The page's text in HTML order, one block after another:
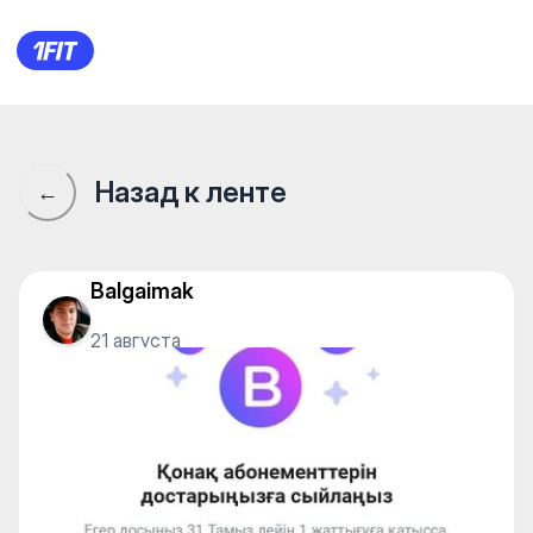
Сообщество 1Fit · 1Fit
← Назад к ленте
Balgaimak
21 августа